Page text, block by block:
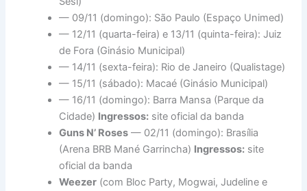
— 09/11 (domingo): São Paulo (Espaço Unimed)
— 12/11 (quarta-feira) e 13/11 (quinta-feira): Juiz
de Fora (Ginásio Municipal)
— 14/11 (sexta-feira): Rio de Janeiro (Qualistage)
— 15/11 (sábado): Macaé (Ginásio Municipal)
— 16/11 (domingo): Barra Mansa (Parque da
Cidade) Ingressos: site oficial da banda
Guns N’ Roses — 02/11 (domingo): Brasília
(Arena BRB Mané Garrincha) Ingressos: site
oficial da banda
Weezer (com Bloc Party, Mogwai, Judeline e